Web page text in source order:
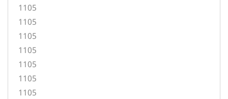
1105
1105
1105
1105
1105
1105
1105